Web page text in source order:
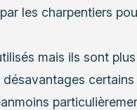
les charpentiers
mais ils sont
certains